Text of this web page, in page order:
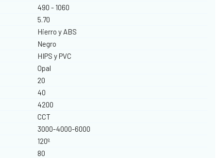
490 - 1060
5.70
Hierro y ABS
Negro
HIPS y PVC
Opal
20
40
4200
CCT
3000-4000-6000
120º
80